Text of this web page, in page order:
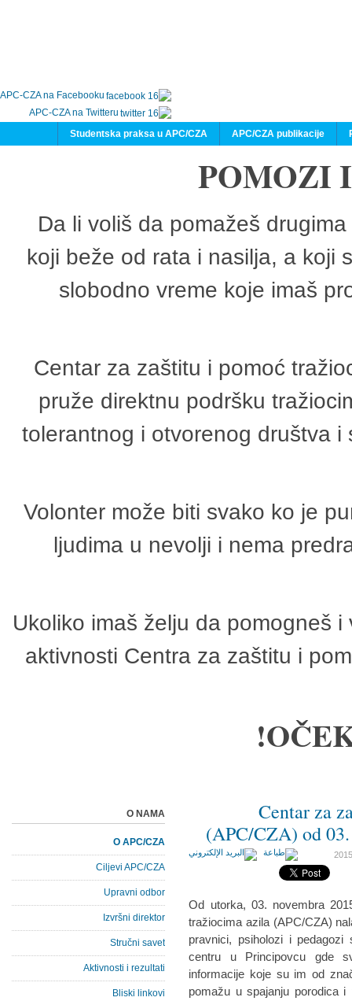
APC-CZA na Facebooku
APC-CZA na Twitteru
APC/CZA publikacije
Studentska praksa u APC/CZA
POMOZI
Da li voliš da pomažeš
koji beže od rata i nasilja, a koji
slobodno vreme koje imaš
Centar za zaštitu i pomoć
pruže direktnu podršku
tolerantnog i otvorenog društva
Volonter može biti svako ko je
ljudima u nevolji i nema
Ukoliko imaš želju da pomogneš
aktivnosti Centra za zaštitu i
Centar za
(APC/CZA) od
Od utorka, 03. novembra
tražiocima azila (APC/CZA)
pravnici, psiholozi i
centru u Principovcu gde
informacije koje su im od
pomažu u spajanju porodica
O NAMA
O APC/CZA
Ciljevi APC/CZA
Upravni odbor
Izvršni direktor
Stručni savet
Aktivnosti i rezultati
Bliski linkovi